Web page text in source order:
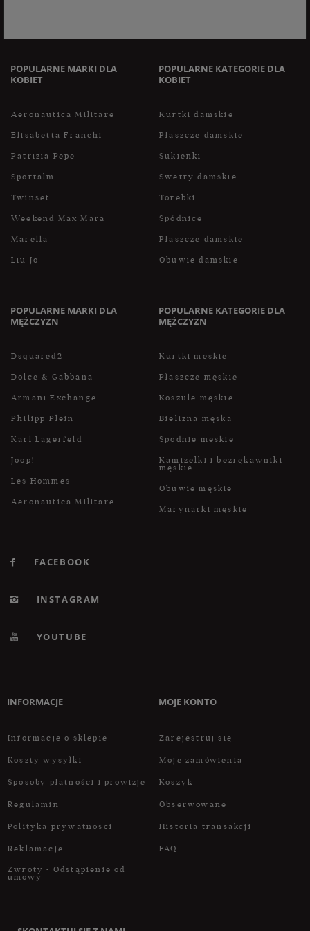
POPULARNE MARKI DLA
KOBIET
Aeronautica Militare
Elisabetta Franchi
Patrizia Pepe
Sportalm
Twinset
Weekend Max Mara
Marella
Liu Jo
POPULARNE KATEGORIE DLA
KOBIET
Kurtki damskie
Płaszcze damskie
Sukienki
Swetry damskie
Torebki
Spódnice
Płaszcze damskie
Obuwie damskie
POPULARNE MARKI DLA
MĘŻCZYZN
Dsquared2
Dolce & Gabbana
Armani Exchange
Philipp Plein
Karl Lagerfeld
Joop!
Les Hommes
Aeronautica Militare
POPULARNE KATEGORIE DLA
MĘŻCZYZN
Kurtki męskie
Płaszcze męskie
Koszule męskie
Bielizna męska
Spodnie męskie
Kamizelki i bezrękawniki
męskie
Obuwie męskie
Marynarki męskie
FACEBOOK
INSTAGRAM
YOUTUBE
INFORMACJE
Informacje o sklepie
Koszty wysyłki
Sposoby płatności i prowizje
Regulamin
Polityka prywatności
Reklamacje
Zwroty - Odstąpienie od
umowy
MOJE KONTO
Zarejestruj się
Moje zamówienia
Koszyk
Obserwowane
Historia transakcji
FAQ